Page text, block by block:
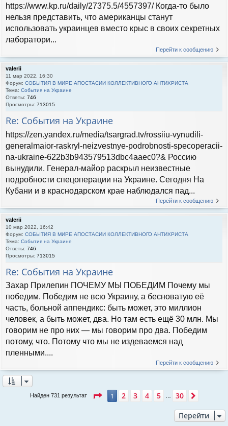
https://www.kp.ru/daily/27375.5/4557397/ Когда-то было
нельзя представить, что американцы станут
использовать украинцев вместо крыс в своих секретных
лаборатори...
Перейти к сообщению
valerii
11 мар 2022, 16:30
Форум: СОБЫТИЯ В МИРЕ АПОСТАСИИ КОЛЛЕКТИВНОГО АНТИХРИСТА
Тема: События на Украине
Ответы: 746
Просмотры: 713015
Re: События на Украине
https://zen.yandex.ru/media/tsargrad.tv/rossiiu-vynudili-
generalmaior-raskryl-neizvestnye-podrobnosti-specoperacii-
na-ukraine-622b3b943579513dbc4aaec0?& Россию
вынудили. Генерал-майор раскрыл неизвестные
подробности спецоперации на Украине. Сегодня На
Кубани и в краснодарском крае наблюдался пад...
Перейти к сообщению
valerii
10 мар 2022, 16:42
Форум: СОБЫТИЯ В МИРЕ АПОСТАСИИ КОЛЛЕКТИВНОГО АНТИХРИСТА
Тема: События на Украине
Ответы: 746
Просмотры: 713015
Re: События на Украине
Захар Прилепин ПОЧЕМУ МЫ ПОБЕДИМ Почему мы
победим. Победим не всю Украину, а бесноватую её
часть, больной аппендикс: быть может, это миллион
человек, а быть может, два. Но там есть ещё 30 млн. Мы
говорим не про них — мы говорим про два. Победим
потому, что. Потому что мы не издеваемся над
пленными....
Перейти к сообщению
Найден 731 результат Страница из 30
1 2 3 4 5 30
Перейти